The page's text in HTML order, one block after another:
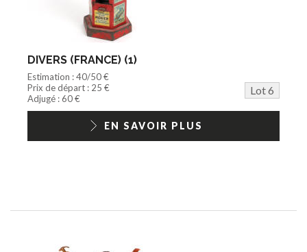
DIVERS (FRANCE) (1)
Estimation : 40/50 €
Prix de départ : 25 €
Lot 6
Adjugé : 60 €
EN SAVOIR PLUS